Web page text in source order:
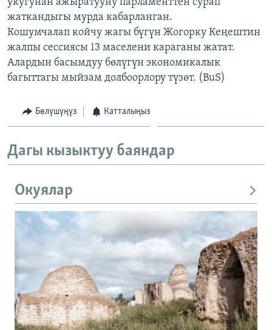
жаткандыгы мурда кабарланган.
Кошумчалап койчу жагы бүгүн Жогорку Кеңештин
жалпы сессиясы 13 маселени караганы жатат.
Алардын басымдуу бөлүгүн экономикалык
багыттагы мыйзам долбоорлору түзөт. (BuS)
Бөлүшүңүз Катталыңыз
Дагы кызыктуу баяндар
Окуялар